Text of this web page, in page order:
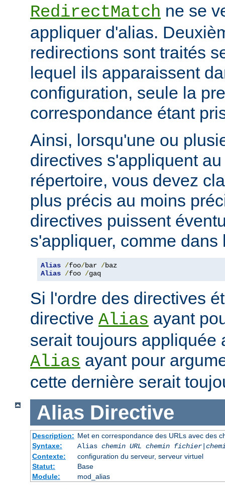
RedirectMatch ne se
appliquer d'alias.
redirections sont traités
lequel ils apparaissent
configuration, seule la
correspondance étant
Ainsi, lorsqu'une ou
directives s'appliquent
répertoire, vous devez
plus précis au moins
directives puissent
s'appliquer, comme
Alias /foo/bar /
Alias /foo /gaq
Si l'ordre des directives
directive Alias ayant
serait toujours appliquée
Alias ayant pour
cette dernière serait
Alias Directive
Description: Met en correspondance des URLs avec des
Syntaxe:
Alias chemin URL chemin fichier|
Contexte:
configuration du serveur, serveur virtuel
Statut:
Base
Module:
mod_alias